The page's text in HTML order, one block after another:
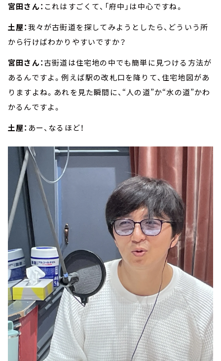
宮田さん： これはすごくて、「府中」は中心ですね。
土屋：我々が古街道を探してみようとしたら、どういう所
から行けばわかりやすいですか？
宮田さん：古街道は住宅地の中でも簡単に見つける方法が
あるんですよ。例えば駅の改札口を降りて、住宅地図があ
りますよね。あれを見た瞬間に、“人の道”か“水の道”かわ
かるんですよ。
土屋： あー、なるほど！